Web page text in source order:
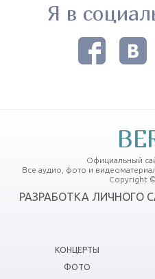
Я в
Официальный
Все аудио, фото и
Copyright
РАЗРАБОТКА ЛИЧНОГО
КОНЦЕРТЫ
ФОТО